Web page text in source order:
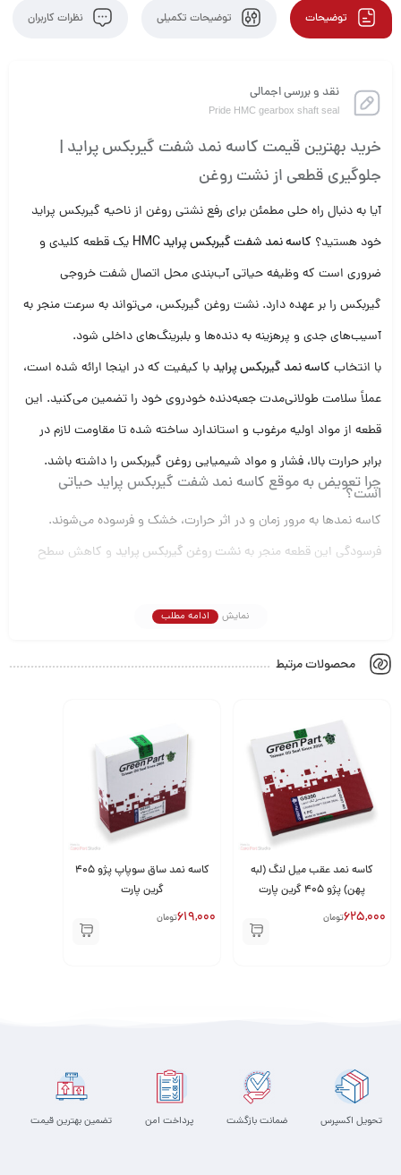
توضیحات توضیحات تکمیلی نظرات کاربران
نقد و بررسی اجمالی
Pride HMC gearbox shaft seal
خرید بهترین قیمت کاسه نمد شفت گیربکس پراید |
جلوگیری قطعی از نشت روغن
آیا به دنبال راه حلی مطمئن برای رفع نشتی روغن از ناحیه گیربکس پراید
خود هستید؟ کاسه نمد شفت گیربکس پراید HMC
یک قطعه کلیدی و
ضروری است که وظیفه حیاتی آب‌بندی محل اتصال شفت خروجی
گیربکس را بر عهده دارد. نشت روغن گیربکس، می‌تواند به سرعت منجر به
آسیب‌های جدی و پرهزینه به دنده‌ها و بلبرینگ‌های داخلی شود.
با انتخاب کاسه نمد گیربکس پراید با کیفیت که در اینجا ارائه شده است،
عملاً سلامت طولانی‌مدت جعبه‌دنده خودروی خود را تضمین می‌کنید. این
قطعه از مواد اولیه مرغوب و استاندارد ساخته شده تا مقاومت لازم در
برابر حرارت بالا، فشار و مواد شیمیایی روغن گیربکس را داشته باشد.
چرا تعویض به موقع کاسه نمد شفت گیربکس پراید حیاتی
است؟
کاسه نمدها به مرور زمان و در اثر حرارت، خشک و فرسوده می‌شوند.
فرسودگی این قطعه منجر به نشت روغن گیربکس پراید و کاهش سطح
گیربکس را به شکل خطرناکی افزایش می‌دهد و در نهایت باعث قفل شدن
تعویض این قطعه با یک محصول استاندارد و با کیفیت از لیست
نکات مهم برای خریداران قطعات یدکی پراید
توجه به اصالت:برای جلوگیری از تعویض زودهنگام، همیشهکاسه نمد شفت
گیربکس پراید را از برندهای معتبر و شرکتی تهیه کنید.
نصب تخصصی:برای نصب این قطعه حساس، حتماً از ابزارهای مخصوص و
مکانیک مجرب کمک بگیرید تا از آسیب دیدن لب‌های آب‌بندی هنگام جا زدن
جلوگیری شود.
با تهیه این محصول، اطمینان حاصل کنید که گیربکس خودروی پراید شما
با حداکثر کارایی و بدون خطر نشت روغن، به فعالیت خود ادامه می‌دهد.
نمایش ادامه مطلب
محصولات مرتبط
کاسه نمد عقب میل لنگ (لبه
پهن) پژو 405 گرین پارت
625,000تومان
کاسه نمد ساق سوپاپ پژو 405
گرین پارت
619,000تومان
تحویل اکسپرس ضمانت بازگشت پرداخت امن تضمین بهترین قیمت